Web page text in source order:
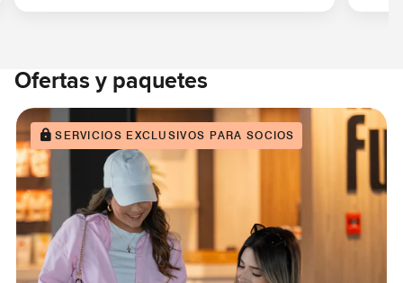
Ofertas y paquetes
SERVICIOS EXCLUSIVOS PARA SOCIOS